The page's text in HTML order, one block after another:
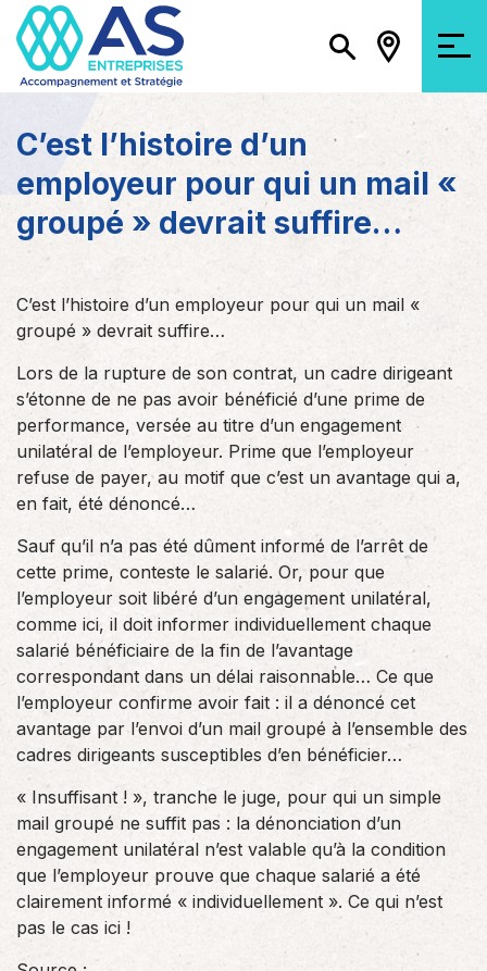
C’est l’histoire d’un
employeur pour qui un mail «
groupé » devrait suffire…
C’est l’histoire d’un employeur pour qui un mail «
groupé » devrait suffire…
Lors de la rupture de son contrat, un cadre dirigeant
s’étonne de ne pas avoir bénéficié d’une prime de
performance, versée au titre d’un engagement
unilatéral de l’employeur. Prime que l’employeur
refuse de payer, au motif que c’est un avantage qui a,
en fait, été dénoncé…
Sauf qu’il n’a pas été dûment informé de l’arrêt de
cette prime, conteste le salarié. Or, pour que
l’employeur soit libéré d’un engagement unilatéral,
comme ici, il doit informer individuellement chaque
salarié bénéficiaire de la fin de l’avantage
correspondant dans un délai raisonnable… Ce que
l’employeur confirme avoir fait : il a dénoncé cet
avantage par l’envoi d’un mail groupé à l’ensemble des
cadres dirigeants susceptibles d’en bénéficier…
« Insuffisant ! », tranche le juge, pour qui un simple
mail groupé ne suffit pas : la dénonciation d’un
engagement unilatéral n’est valable qu’à la condition
que l’employeur prouve que chaque salarié a été
clairement informé « individuellement ». Ce qui n’est
pas le cas ici !